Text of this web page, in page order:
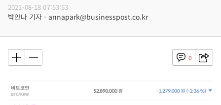
2021-08-18 07:53:53
박안나 기자 - annapark@businesspost.co.kr
0